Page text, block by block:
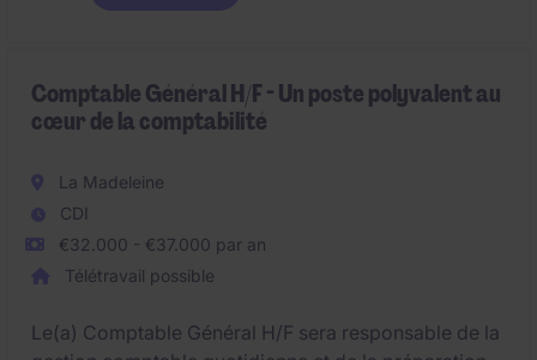
Comptable Général H/F - Un poste polyvalent au
cœur de la comptabilité
La Madeleine
CDI
€32.000 - €37.000 par an
Télétravail possible
Le(a) Comptable Général H/F sera responsable de la